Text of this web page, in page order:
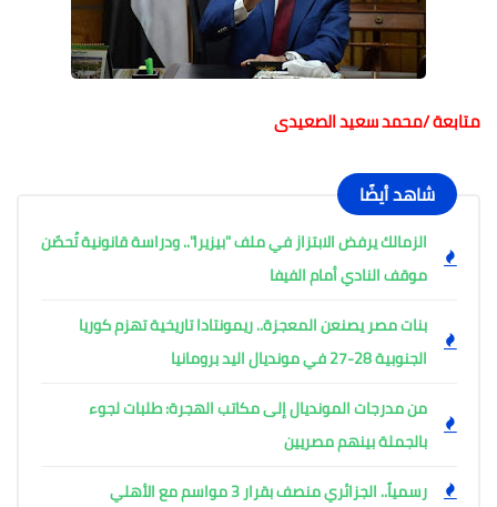
متابعة /محمد سعيد الصعيدى
شاهد أيضًا
الزمالك يرفض الابتزاز في ملف "بيزيرا".. ودراسة قانونية تُحصّن
موقف النادي أمام الفيفا
بنات مصر يصنعن المعجزة.. ريمونتادا تاريخية تهزم كوريا
الجنوبية 28-27 في مونديال اليد برومانيا
من مدرجات المونديال إلى مكاتب الهجرة: طلبات لجوء
بالجملة بينهم مصريين
رسمياً.. الجزائري منصف بقرار 3 مواسم مع الأهلي